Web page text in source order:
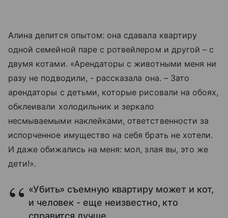
Алина делится опытом: она сдавала квартиру
одной семейной паре с ротвейлером и другой – с
двумя котами. «Арендаторы с животными меня ни
разу не подводили, - рассказала она. – Зато
арендаторы с детьми, которые рисовали на обоях,
обклеивали холодильник и зеркало
несмываемыми наклейками, ответственности за
испорченное имущество на себя брать не хотели.
И даже обижались на меня: мол, злая вы, это же
дети!».
«Убить» съемную квартиру может и кот,
и человек - еще неизвестно, кто
справится лучше.